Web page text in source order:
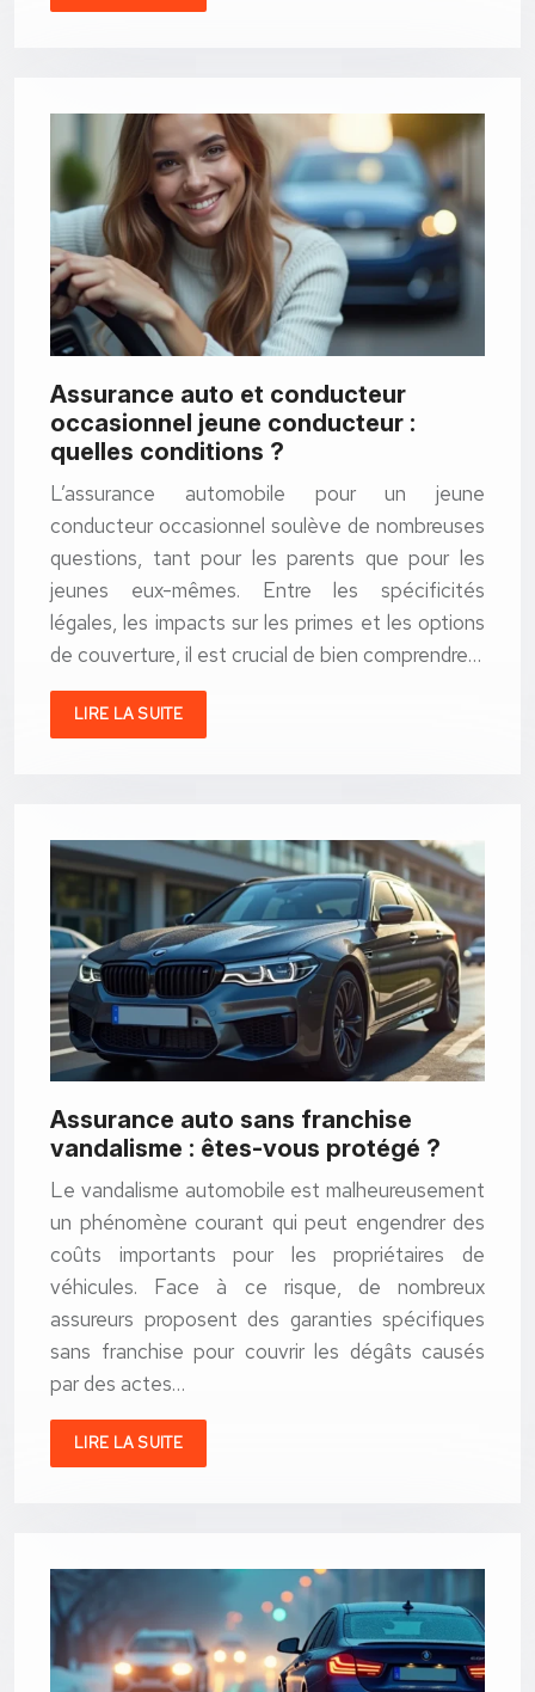
Assurance auto et conducteur
occasionnel jeune conducteur :
quelles conditions ?
L’assurance automobile pour un jeune
conducteur occasionnel soulève de nombreuses
questions, tant pour les parents que pour les
jeunes eux-mêmes. Entre les spécificités
légales, les impacts sur les primes et les options
de couverture, il est crucial de bien comprendre…
LIRE LA SUITE
Assurance auto sans franchise
vandalisme : êtes-vous protégé ?
Le vandalisme automobile est malheureusement
un phénomène courant qui peut engendrer des
coûts importants pour les propriétaires de
véhicules. Face à ce risque, de nombreux
assureurs proposent des garanties spécifiques
sans franchise pour couvrir les dégâts causés
par des actes…
LIRE LA SUITE